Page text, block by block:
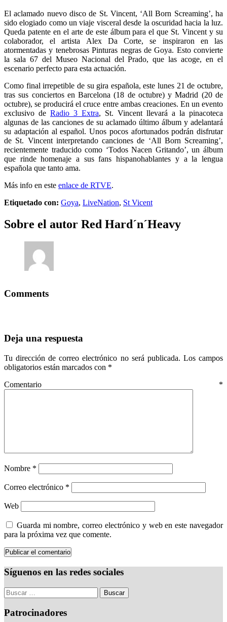
El aclamado nuevo disco de St. Vincent, ‘All Born Screaming’, ha
sido elogiado como un viaje visceral desde la oscuridad hacia la luz.
Queda patente en el arte de este álbum para el que St. Vincent y su
colaborador, el artista Alex Da Corte, se inspiraron en las
atormentadas y tenebrosas Pinturas negras de Goya. Esto convierte
la sala 67 del Museo Nacional del Prado, que las acoge, en el
escenario perfecto para esta actuación.
Como final irrepetible de su gira española, este lunes 21 de octubre,
tras sus conciertos en Barcelona (18 de octubre) y Madrid (20 de
octubre), se producirá el cruce entre ambas creaciones. En un evento
exclusivo de Radio 3 Extra, St. Vincent llevará a la pinacoteca
algunas de las canciones de su aclamado último álbum y adelantará
su adaptación al español. Unos pocos afortunados podrán disfrutar
de St. Vincent interpretando canciones de ‘All Born Screaming’,
recientemente traducido como ‘Todos Nacen Gritando’, un álbum
que rinde homenaje a sus fans hispanohablantes y a la lengua
española que tanto ama.
Más info en este enlace de RTVE.
Etiquetado con: Goya, LiveNation, St Vicent
Sobre el autor Red Hard´n´Heavy
Comments
Deja una respuesta
Tu dirección de correo electrónico no será publicada. Los campos
obligatorios están marcados con *
Comentario *
Nombre *
Correo electrónico *
Web
Guarda mi nombre, correo electrónico y web en este navegador
para la próxima vez que comente.
Síguenos en las redes sociales
Patrocinadores